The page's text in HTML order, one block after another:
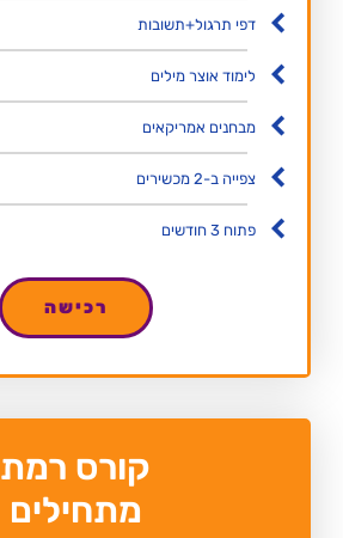
דפי תרגול+תשובות
לימוד אוצר מילים
מבחנים אמריקאים
צפייה ב-2 מכשירים
פתוח 3 חודשים
רכישה
קורס רמת
מתחילים